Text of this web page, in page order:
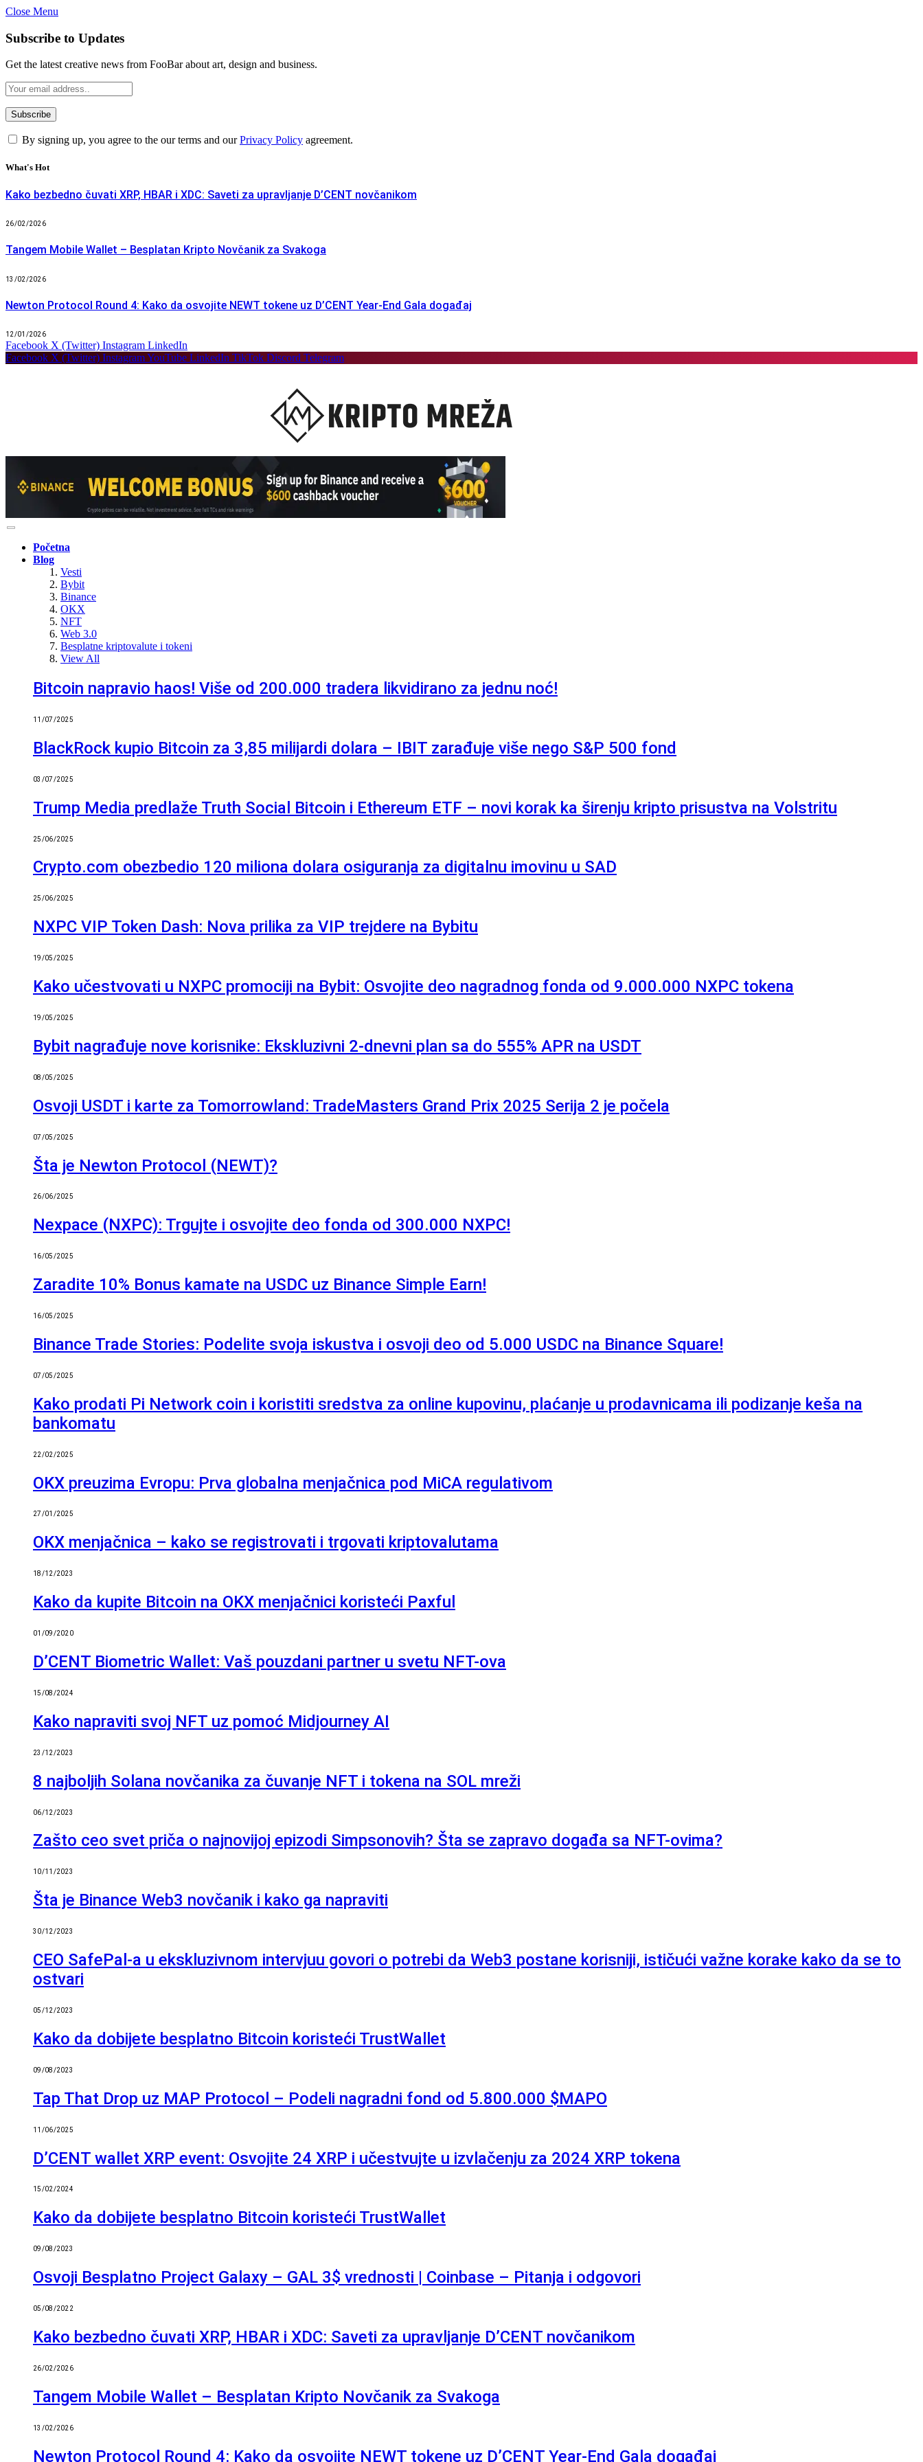
Close Menu
Subscribe to Updates
Get the latest creative news from FooBar about art, design and business.
By signing up, you agree to the our terms and ourPrivacy Policy agreement.
What's Hot
Kako bezbedno čuvati XRP, HBAR i XDC: Saveti za upravljanje D’CENT novčanikom
26/02/2026
Tangem Mobile Wallet – Besplatan Kripto Novčanik za Svakoga
13/02/2026
Newton Protocol Round 4: Kako da osvojite NEWT tokene uz D’CENT Year-End Gala događaj
12/01/2026
Facebook X (Twitter) Instagram LinkedIn
Facebook X (Twitter) InstagramYouTube LinkedIn TikTok Discord Telegram
Početna
Blog
Vesti
Bybit
Binance
OKX
NFT
Web 3.0
Besplatne kriptovalute i tokeni
View All
Bitcoin napravio haos! Više od 200.000 tradera likvidirano za jednu noć!
11/07/2025
BlackRock kupio Bitcoin za 3,85 milijardi dolara – IBIT zarađuje više nego S&P 500 fond
03/07/2025
Trump Media predlaže Truth Social Bitcoin i Ethereum ETF – novi korak ka širenju kripto prisustva na Volstritu
25/06/2025
Crypto.com obezbedio 120 miliona dolara osiguranja za digitalnu imovinu u SAD
25/06/2025
NXPC VIP Token Dash: Nova prilika za VIP trejdere na Bybitu
19/05/2025
Kako učestvovati u NXPC promociji na Bybit: Osvojite deo nagradnog fonda od 9.000.000 NXPC tokena
19/05/2025
Bybit nagrađuje nove korisnike: Ekskluzivni 2-dnevni plan sa do 555% APR na USDT
08/05/2025
Osvoji USDT i karte za Tomorrowland: TradeMasters Grand Prix 2025 Serija 2 je počela
07/05/2025
Šta je Newton Protocol (NEWT)?
26/06/2025
Nexpace (NXPC): Trgujte i osvojite deo fonda od 300.000 NXPC!
16/05/2025
Zaradite 10% Bonus kamate na USDC uz Binance Simple Earn!
16/05/2025
Binance Trade Stories: Podelite svoja iskustva i osvoji deo od 5.000 USDC na Binance Square!
07/05/2025
Kako prodati Pi Network coin i koristiti sredstva za online kupovinu, plaćanje u prodavnicama ili podizanje keša na
bankomatu
22/02/2025
OKX preuzima Evropu: Prva globalna menjačnica pod MiCA regulativom
27/01/2025
OKX menjačnica – kako se registrovati i trgovati kriptovalutama
18/12/2023
Kako da kupite Bitcoin na OKX menjačnici koristeći Paxful
01/09/2020
D’CENT Biometric Wallet: Vaš pouzdani partner u svetu NFT-ova
15/08/2024
Kako napraviti svoj NFT uz pomoć Midjourney AI
23/12/2023
8 najboljih Solana novčanika za čuvanje NFT i tokena na SOL mreži
06/12/2023
Zašto ceo svet priča o najnovijoj epizodi Simpsonovih? Šta se zapravo događa sa NFT-ovima?
10/11/2023
Šta je Binance Web3 novčanik i kako ga napraviti
30/12/2023
CEO SafePal-a u ekskluzivnom intervjuu govori o potrebi da Web3 postane korisniji, ističući važne korake kako da se to
ostvari
05/12/2023
Kako da dobijete besplatno Bitcoin koristeći TrustWallet
09/08/2023
Tap That Drop uz MAP Protocol – Podeli nagradni fond od 5.800.000 $MAPO
11/06/2025
D’CENT wallet XRP event: Osvojite 24 XRP i učestvujte u izvlačenju za 2024 XRP tokena
15/02/2024
Kako da dobijete besplatno Bitcoin koristeći TrustWallet
09/08/2023
Osvoji Besplatno Project Galaxy – GAL 3$ vrednosti | Coinbase – Pitanja i odgovori
05/08/2022
Kako bezbedno čuvati XRP, HBAR i XDC: Saveti za upravljanje D’CENT novčanikom
26/02/2026
Tangem Mobile Wallet – Besplatan Kripto Novčanik za Svakoga
13/02/2026
Newton Protocol Round 4: Kako da osvojite NEWT tokene uz D’CENT Year-End Gala događaj